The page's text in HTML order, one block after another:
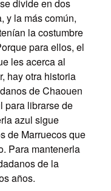
divide en dos
y la más común,
la costumbre
para ellos, el
les acerca al
hay otra historia
de Chaouen
para librarse de
azul sigue
de Marruecos que
Para mantenerla
de la
años.